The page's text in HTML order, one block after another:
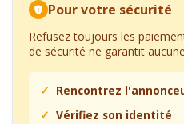
Pour votre sécurité
Refusez toujours les
de sécurité ne garantit
Rencontrez
Vérifiez son identité